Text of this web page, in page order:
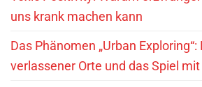
uns krank machen kann
Das Phänomen „Urban
verlassener Orte und das Spiel